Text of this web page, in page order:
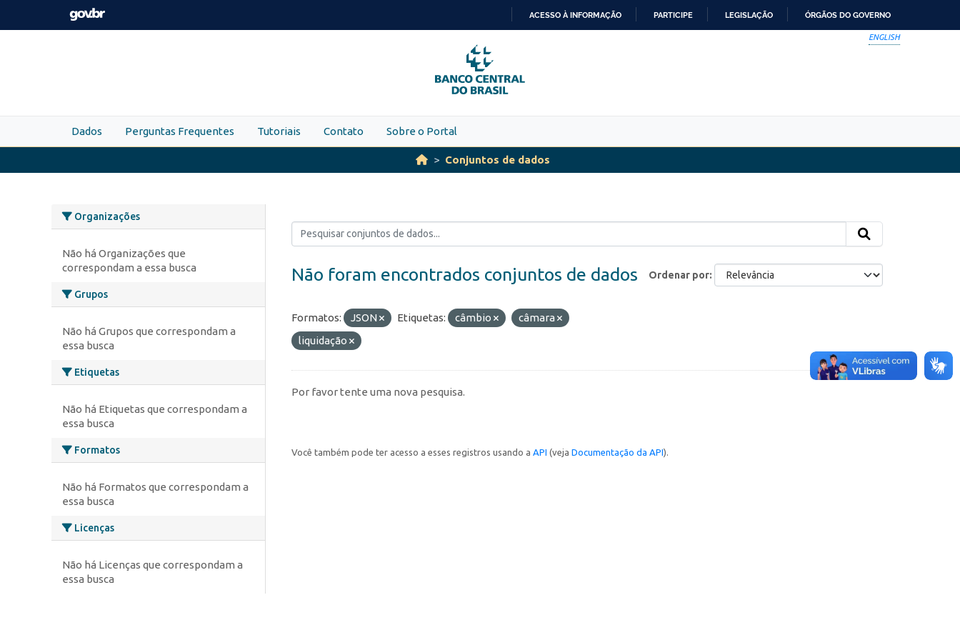
Skip to main content
PARA
O
CONTEÚDO
ACESSO À INFORMAÇÃO PARTICIPE LEGISLAÇÃO ÓRGÃOS DO GOVERNO
ENGLISH
Dados Perguntas Frequentes Tutoriais Contato Sobre o Portal
Conjuntos de dados
Organizações
Não há Organizações que
correspondam a essa busca
Grupos
Não há Grupos que correspondam a
essa busca
Etiquetas
Não há Etiquetas que correspondam a
essa busca
Formatos
Não há Formatos que correspondam a
essa busca
Licenças
Não há Licenças que correspondam a
essa busca
Ordenar por
Não foram encontrados conjuntos de dados
Formatos: JSON Etiquetas: câmbio
câmara
liquidação
Por favor tente uma nova pesquisa.
Você também pode ter acesso a esses registros usando a API (veja Documentação da API).